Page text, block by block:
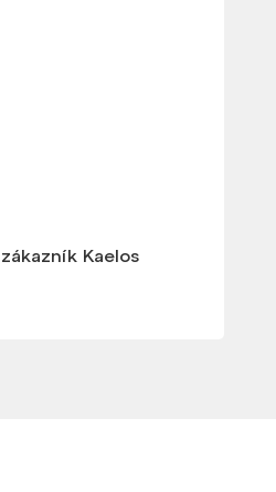
Kaelos